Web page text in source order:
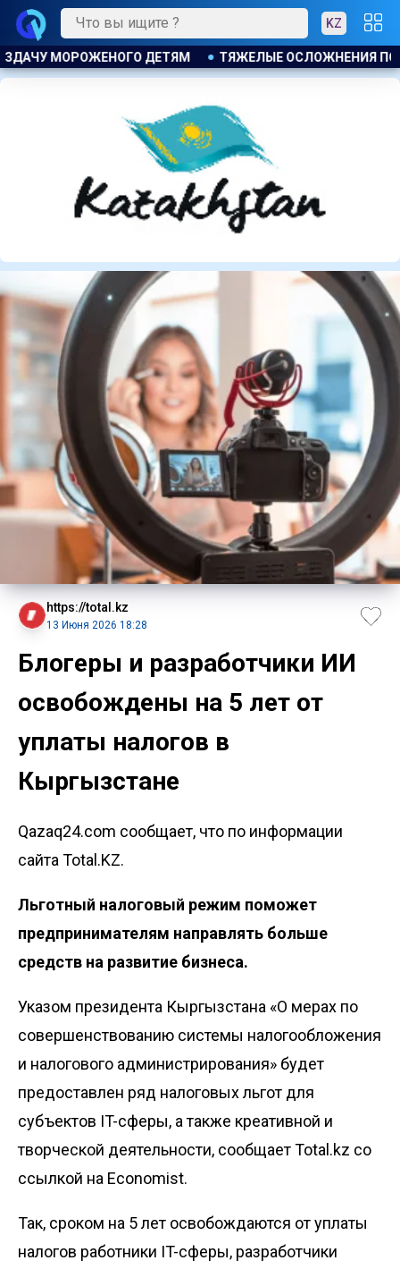
KZ
ПОСЛЕ ЛИПОСАКЦИИ ПРИВЕЛИ К ГРОМКОМУ
https://total.kz
13 Июня 2026 18:28
Блогеры и разработчики ИИ
освобождены на 5 лет от
уплаты налогов в
Кыргызстане
Qazaq24.com сообщает, что по информации
сайта Total.KZ.
Льготный налоговый режим поможет
предпринимателям направлять больше
средств на развитие бизнеса.
Указом президента Кыргызстана «О мерах по
совершенствованию системы налогообложения
и налогового администрирования» будет
предоставлен ряд налоговых льгот для
субъектов IT-сферы, а также креативной и
творческой деятельности, сообщает Total.kz со
ссылкой на Economist.
Так, сроком на 5 лет освобождаются от уплаты
налогов работники IT-сферы, разработчики